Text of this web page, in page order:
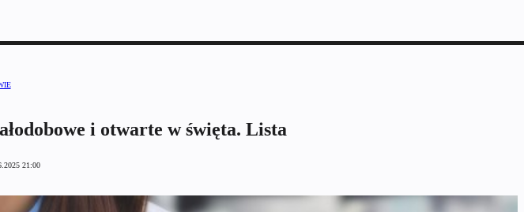
i otwarte w święta. Lista
21:00